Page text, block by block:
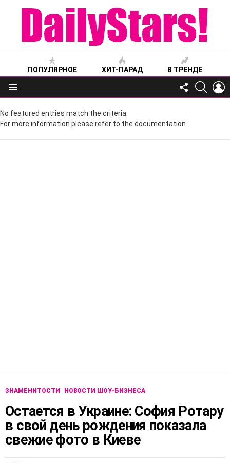
ПОПУЛЯРНОЕ ХИТ-ПАРАД В ТРЕНДЕ
Меню
FOLLOW
US
No featured entries match the criteria.
For more information please refer to the documentation.
ЗНАМЕНИТОСТИ НОВОСТИ ШОУ-БИЗНЕСА
Остается в Украине: София Ротару
в свой день рождения показала
свежие фото в Киеве